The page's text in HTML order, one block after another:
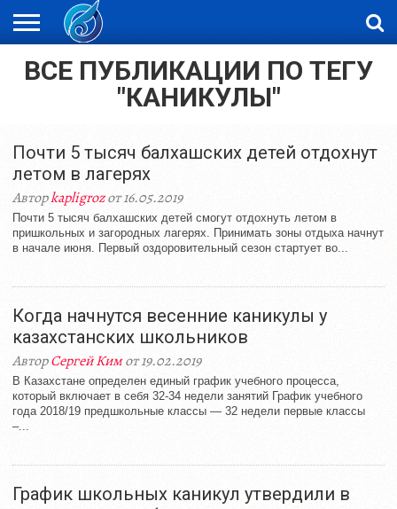
ЖАҢАЛЫҚТАР
НОВОСТИ
ВИДЕО
ФОТОРЕПОРТАЖИ
ОРКЕН
ВСЕ ПУБЛИКАЦИИ ПО ТЕГУ
"КАНИКУЛЫ"
Почти 5 тысяч балхашских детей отдохнут
летом в лагерях
Авторkapligrozот 16.05.2019
Почти 5 тысяч балхашских детей смогут отдохнуть летом в
пришкольных и загородных лагерях. Принимать зоны отдыха начнут
в начале июня. Первый оздоровительный сезон стартует во...
Когда начнутся весенние каникулы у
казахстанских школьников
АвторСергей Кимот 19.02.2019
В Казахстане определен единый график учебного процесса,
который включает в себя 32-34 недели занятий График учебного
года 2018/19 предшкольные классы — 32 недели первые классы
–...
График школьных каникул утвердили в